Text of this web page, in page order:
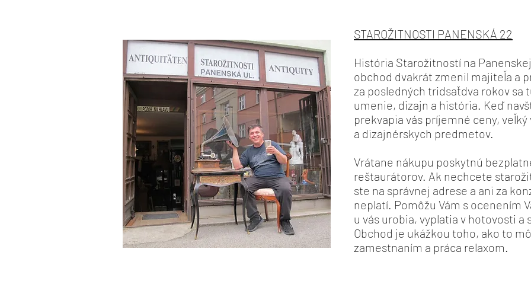
STAROŽITNOSTI PANENSKÁ 22
História Starožitností na
obchod dvakrát zmenil majiteľa a
za posledných tridsaťdva rokov sa
umenie, dizajn a história. Keď
prekvapia vás príjemné ceny,
a dizajnérskych predmetov.
Vrátane nákupu poskytnú
reštaurátorov. Ak nechcete
ste na správnej adrese a ani za
neplatí. Pomôžu Vám s ocenením
u vás urobia, vyplatia v hotovosti a
Obchod je ukážkou toho, ako to
zamestnaním a práca relaxom.